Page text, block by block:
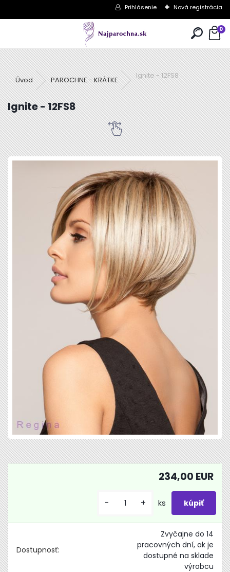
Prihlásenie Nová registrácia
0
Úvod PAROCHNE - KRÁTKE
Ignite - 12FS8
Ignite - 12FS8
Dostupnosť:
Zvyčajne do 14
pracovných dní, ak je
dostupné na sklade
výrobcu
234,00 EUR
- + ks